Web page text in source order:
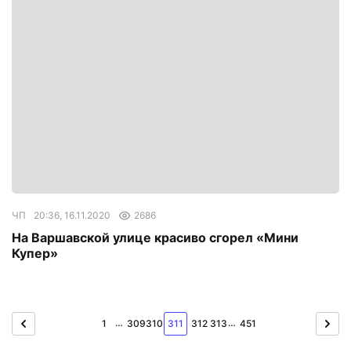
ЧП 20:36, 16.11.2020 2686
На Варшавской улице красиво сгорел «Мини
Купер»
1 … 309310 311 312 313 … 451